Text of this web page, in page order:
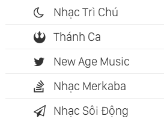
Nhạc Trì Chú
Thánh Ca
New Age Music
Nhạc Merkaba
Nhạc Sôi Động